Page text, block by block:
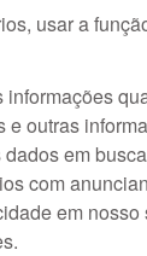
usar a
outras
em
com
em